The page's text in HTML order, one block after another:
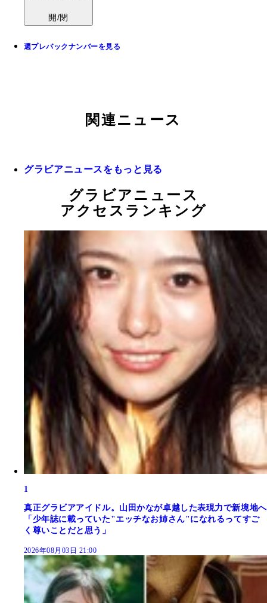
開/閉
週プレバックナンバーを見る
関連ニュース
グラビアニュースをもっと見る
グラビアニュース
アクセスランキング
1
真正グラビアアイドル。山田かなが卓越した表現力で新境地へ
「少年誌に載っていた"エッチなお姉さん"になれるってすご
く尊いことだと思う」
2026年08月03日 21:00